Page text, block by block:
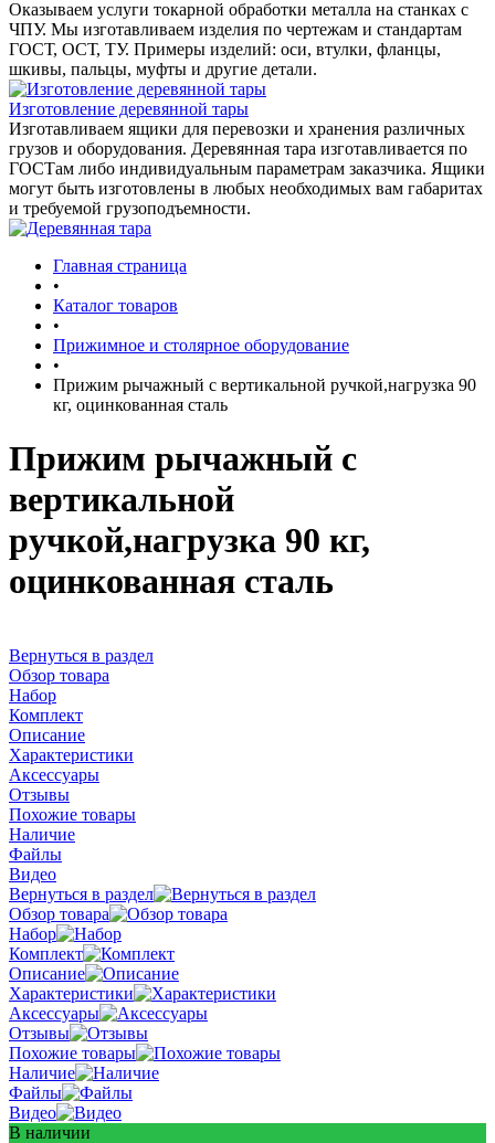
Оказываем услуги токарной обработки металла на станках с
ЧПУ. Мы изготавливаем изделия по чертежам и стандартам
ГОСТ, ОСТ, ТУ. Примеры изделий: оси, втулки, фланцы,
шкивы, пальцы, муфты и другие детали.
Изготовление деревянной тары
Изготавливаем ящики для перевозки и хранения различных
грузов и оборудования. Деревянная тара изготавливается по
ГОСТам либо индивидуальным параметрам заказчика. Ящики
могут быть изготовлены в любых необходимых вам габаритах
и требуемой грузоподъемности.
Главная страница
•
Каталог товаров
•
Прижимное и столярное оборудование
•
Прижим рычажный с вертикальной ручкой,нагрузка 90
кг, оцинкованная сталь
Прижим рычажный с
вертикальной
ручкой,нагрузка 90 кг,
оцинкованная сталь
Вернуться в раздел
Обзор товара
Набор
Комплект
Описание
Характеристики
Аксессуары
Отзывы
Похожие товары
Наличие
Файлы
Видео
Вернуться в раздел
Обзор товара
Набор
Комплект
Описание
Характеристики
Аксессуары
Отзывы
Похожие товары
Наличие
Файлы
Видео
В наличии